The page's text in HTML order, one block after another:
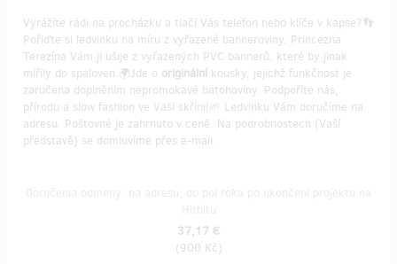
Vyrážíte rádi na procházku a tlačí Vás telefon nebo klíče v kapse?👣
Pořiďte si ledvinku na míru z vyřazené banneroviny. Princezna
Terezína Vám ji ušije z vyřazených PVC bannerů, které by jinak
mířily do spaloven.🌍Jde o originální kousky, jejichž funkčnost je
zaručena doplněním nepromokavé batohoviny. Podpoříte nás,
přírodu a slow fashion ve Vaší skříni!🌱 Ledvinku Vám doručíme na
adresu. Poštovné je zahrnuto v ceně. Na podrobnostech (Vaší
představě) se domluvíme přes e-mail.
37,17 €
(900 Kč)